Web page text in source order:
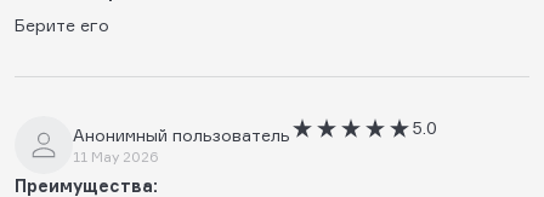
Берите его
Анонимный пользователь
11 May 2026
5.0
Преимущества: